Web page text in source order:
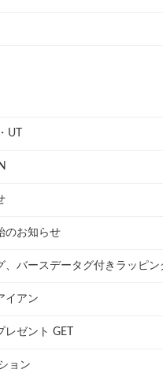
UT
のお知らせ
、バースデータグ付きラッピン
イアン
ゼント GET
ョン